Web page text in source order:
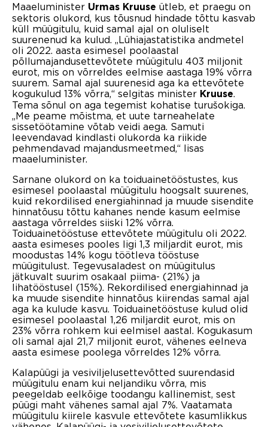
Maaeluminister Urmas Kruuse ütleb, et praegu on
sektoris olukord, kus tõusnud hindade tõttu kasvab
küll müügitulu, kuid samal ajal on oluliselt
suurenenud ka kulud. „Lühiajastatistika andmetel
oli 2022. aasta esimesel poolaastal
põllumajandusettevõtete müügitulu 403 miljonit
eurot, mis on võrreldes eelmise aastaga 19% võrra
suurem. Samal ajal suurenesid aga ka ettevõtete
kogukulud 13% võrra,“ selgitas minister Kruuse.
Tema sõnul on aga tegemist kohatise turušokiga.
„Me peame mõistma, et uute tarneahelate
sissetöötamine võtab veidi aega. Samuti
leevendavad kindlasti olukorda ka riikide
pehmendavad majandusmeetmed,“ lisas
maaeluminister.
Sarnane olukord on ka toiduainetööstustes, kus
esimesel poolaastal müügitulu hoogsalt suurenes,
kuid rekordilised energiahinnad ja muude sisendite
hinnatõusu tõttu kahanes nende kasum eelmise
aastaga võrreldes siiski 12% võrra.
Toiduainetööstuse ettevõtete müügitulu oli 2022.
aasta esimeses pooles ligi 1,3 miljardit eurot, mis
moodustas 14% kogu töötleva tööstuse
müügitulust. Tegevusaladest on müügitulus
jätkuvalt suurim osakaal piima- (21%) ja
lihatööstusel (15%). Rekordilised energiahinnad ja
ka muude sisendite hinnatõus kiirendas samal ajal
aga ka kulude kasvu. Toiduainetööstuse kulud olid
esimesel poolaastal 1,26 miljardit eurot, mis on
23% võrra rohkem kui eelmisel aastal. Kogukasum
oli samal ajal 21,7 miljonit eurot, vähenes eelneva
aasta esimese poolega võrreldes 12% võrra.
Kalapüügi ja vesiviljelusettevõtted suurendasid
müügitulu enam kui neljandiku võrra, mis
peegeldab eelkõige toodangu kallinemist, sest
püügi maht vähenes samal ajal 7%. Vaatamata
müügitulu kiirele kasvule ettevõtete kasumlikkus